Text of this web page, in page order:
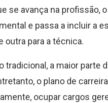
se avança na profissão,
e passa a incluir a
outra para a técnica.
tradicional, a maior parte
o plano de
ocupar cargos